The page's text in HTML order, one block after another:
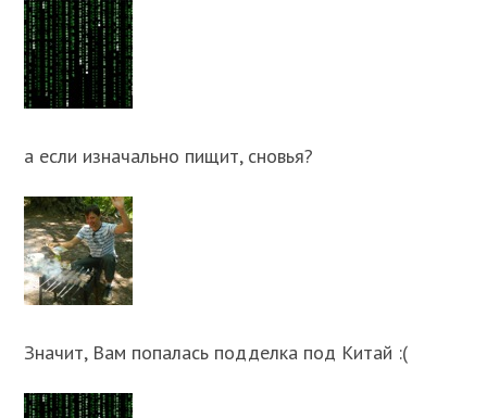
а если изначально пищит, сновья?
Значит, Вам попалась подделка под Китай :(